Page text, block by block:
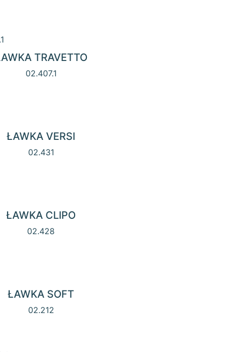
TRAVETTO
02.407.1
ŁAWKA VERSI
02.431
ŁAWKA CLIPO
02.428
ŁAWKA SOFT
02.212